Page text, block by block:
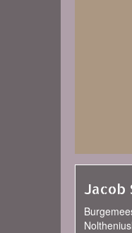
Jacob